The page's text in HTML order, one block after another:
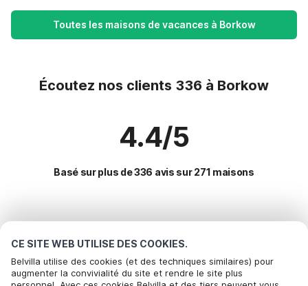
CE SITE WEB UTILISE DES COOKIES.
Belvilla utilise des cookies (et des techniques similaires) pour
augmenter la convivialité du site et rendre le site plus
Toutes les maisons de vacances à Borkow
Écoutez nos clients 336 à Borkow
4.4/5
Basé sur plus de 336 avis sur 271 maisons
vacances
Villes offrant les meilleures commodités pour les vacances